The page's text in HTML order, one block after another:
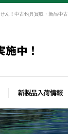
！中古釣具買取・新品中